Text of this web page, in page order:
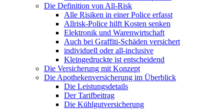
Die Definition von All-Risk
Alle Risiken in einer Police erfasst
Allrisk-Police hilft Kosten senken
Elektronik und Warenwirtschaft
Auch bei Graffiti-Schäden versichert
individuell oder all-inclusive
Kleingedruckte ist entscheidend
Die Versicherung mit Konzept
Die Apothekenversicherung im Überblick
Die Leistungsdetails
Der Tarifbeitrag
Die Kühlgutversicherung